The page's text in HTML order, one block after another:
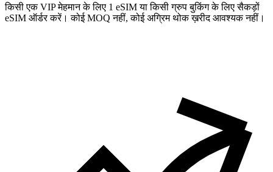
किसी एक VIP मेहमान के लिए 1 eSIM या किसी ग्रुप बुकिंग के लिए सैकड़ों
eSIM ऑर्डर करें। कोई MOQ नहीं, कोई अग्रिम थोक ख़रीद आवश्यक नहीं।